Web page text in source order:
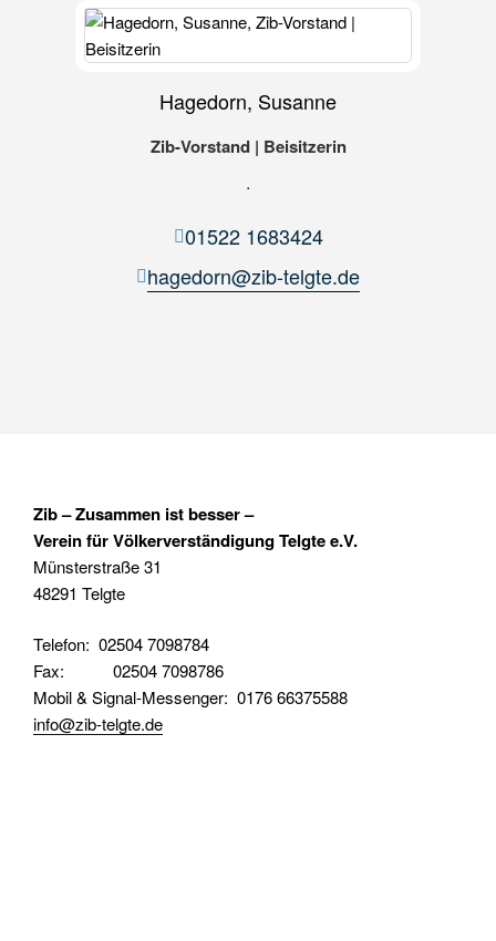
Hagedorn, Susanne
Zib-Vorstand | Beisitzerin
.
01522 1683424
hagedorn@zib-telgte.de
Zib – Zusammen ist besser –
Verein für Völkerverständigung Telgte e.V.
Münsterstraße 31
48291 Telgte
Telefon: 02504 7098784
Fax: 02504 7098786
Mobil & Signal-Messenger: 0176 66375588
info@zib-telgte.de